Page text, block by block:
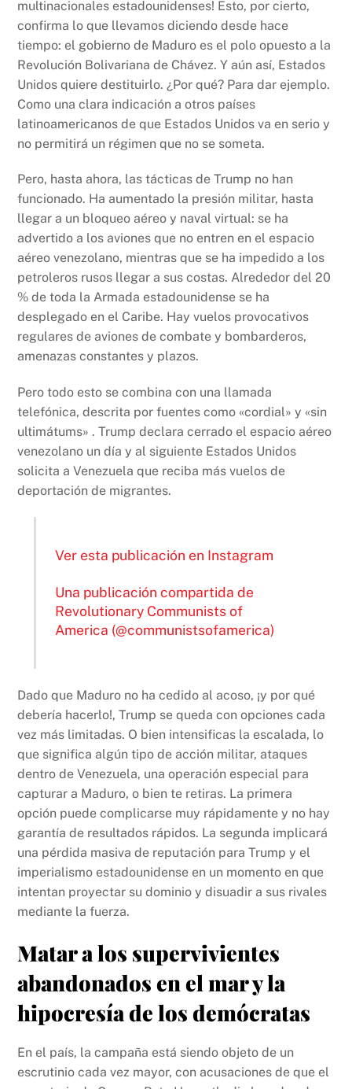
multinacionales estadounidenses! Esto, por cierto,
confirma lo que llevamos diciendo desde hace
tiempo: el gobierno de Maduro es el polo opuesto a la
Revolución Bolivariana de Chávez. Y aún así, Estados
Unidos quiere destituirlo. ¿Por qué? Para dar ejemplo.
Como una clara indicación a otros países
latinoamericanos de que Estados Unidos va en serio y
no permitirá un régimen que no se someta.
Pero, hasta ahora, las tácticas de Trump no han
funcionado. Ha aumentado la presión militar, hasta
llegar a un bloqueo aéreo y naval virtual: se ha
advertido a los aviones que no entren en el espacio
aéreo venezolano, mientras que se ha impedido a los
petroleros rusos llegar a sus costas. Alrededor del 20
% de toda la Armada estadounidense se ha
desplegado en el Caribe. Hay vuelos provocativos
regulares de aviones de combate y bombarderos,
amenazas constantes y plazos.
Pero todo esto se combina con una llamada
telefónica, descrita por fuentes como «cordial» y «sin
ultimátums» . Trump declara cerrado el espacio aéreo
venezolano un día y al siguiente Estados Unidos
solicita a Venezuela que reciba más vuelos de
deportación de migrantes.
Ver esta publicación en Instagram
Una publicación compartida de
Revolutionary Communists of
America (@communistsofamerica)
Dado que Maduro no ha cedido al acoso, ¡y por qué
debería hacerlo!, Trump se queda con opciones cada
vez más limitadas. O bien intensificas la escalada, lo
que significa algún tipo de acción militar, ataques
dentro de Venezuela, una operación especial para
capturar a Maduro, o bien te retiras. La primera
opción puede complicarse muy rápidamente y no hay
garantía de resultados rápidos. La segunda implicará
una pérdida masiva de reputación para Trump y el
imperialismo estadounidense en un momento en que
intentan proyectar su dominio y disuadir a sus rivales
mediante la fuerza.
Matar a los supervivientes
abandonados en el mar y la
hipocresía de los demócratas
En el país, la campaña está siendo objeto de un
escrutinio cada vez mayor, con acusaciones de que el